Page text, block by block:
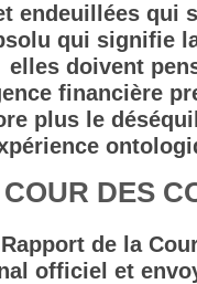
endeuillées qui
qui signifie
elles doivent
financière
plus le
DES
Rapport de la
officiel et